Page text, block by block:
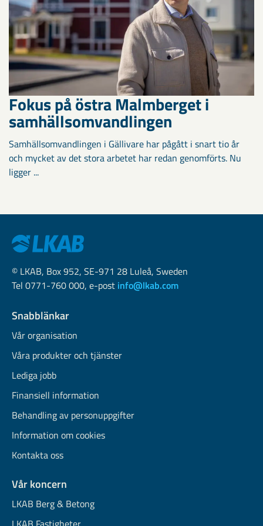
Fokus på östra Malmberget i
samhällsomvandlingen
Samhällsomvandlingen i Gällivare har pågått i snart tio år
och mycket av det stora arbetet har redan genomförts. Nu
ligger ...
© LKAB, Box 952, SE-971 28 Luleå, Sweden
Tel 0771-760 000, e-post info@lkab.com
Snabblänkar
Vår organisation
Våra produkter och tjänster
Lediga jobb
Finansiell information
Behandling av personuppgifter
Information om cookies
Kontakta oss
Vår koncern
LKAB Berg & Betong